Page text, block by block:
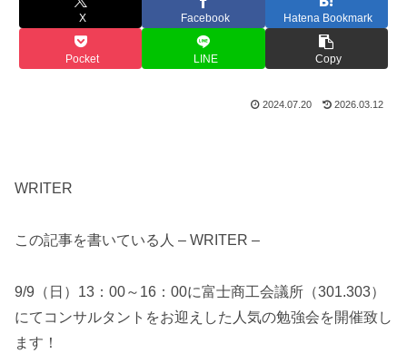
X Facebook Hatena Bookmark
Pocket LINE Copy
2024.07.20 2026.03.12
WRITER
この記事を書いている人 – WRITER –
9/9（日）13：00～16：00に富士商工会議所（301.303）
にてコンサルタントをお迎えした人気の勉強会を開催致し
ます！